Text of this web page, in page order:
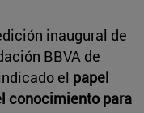
inaugural de
BBVA de
el papel
conocimiento para